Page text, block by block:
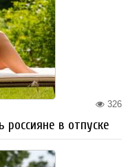
326
россияне в отпуске